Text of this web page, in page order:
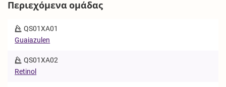
Περιεχόμενα ομάδας
QS01XA01
Guaiazulen
QS01XA02
Retinol